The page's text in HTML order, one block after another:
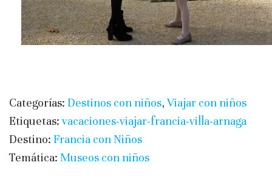
Categorías: Destinos con niños, Viajar con niños
Etiquetas:vacaciones-viajar-francia-villa-arnaga
Destino: Francia con Niños
Temática: Museos con niños